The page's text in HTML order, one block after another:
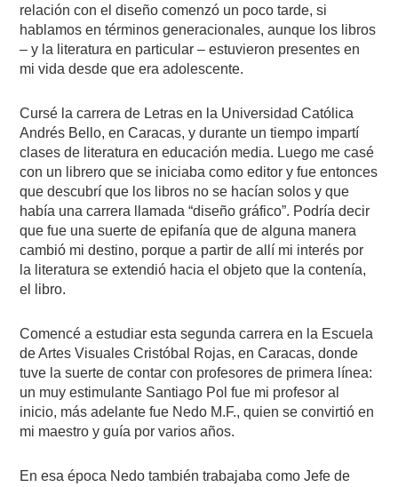
relación con el diseño comenzó un poco tarde, si
hablamos en términos generacionales, aunque los libros
– y la literatura en particular – estuvieron presentes en
mi vida desde que era adolescente.
Cursé la carrera de Letras en la Universidad Católica
Andrés Bello, en Caracas, y durante un tiempo impartí
clases de literatura en educación media. Luego me casé
con un librero que se iniciaba como editor y fue entonces
que descubrí que los libros no se hacían solos y que
había una carrera llamada “diseño gráfico”. Podría decir
que fue una suerte de epifanía que de alguna manera
cambió mi destino, porque a partir de allí mi interés por
la literatura se extendió hacia el objeto que la contenía,
el libro.
Comencé a estudiar esta segunda carrera en la Escuela
de Artes Visuales Cristóbal Rojas, en Caracas, donde
tuve la suerte de contar con profesores de primera línea:
un muy estimulante Santiago Pol fue mi profesor al
inicio, más adelante fue Nedo M.F., quien se convirtió en
mi maestro y guía por varios años.
En esa época Nedo también trabajaba como Jefe de